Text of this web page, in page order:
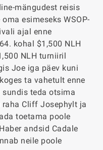
mängudest reisis
esimeseks WSOP-
ajal enne
kohal $1,500 NLH
NLH turniiril
Joe iga päev kuni
ta vahetult enne
teda otsima
Cliff Josephylt ja
toetama poole
andsid Cadale
neile poole